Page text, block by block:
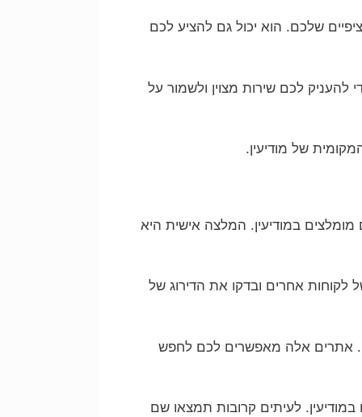
שלכם. הוא יכול גם להציע לכם
להעניק לכם שירות מצוין ולשמור על
של מודיעין.
במודיעין. המלצה אישית היא
לקוחות אחרים ובדקו את הדירוג של
אתרים אלה מאפשרים לכם לחפש
לעיתים קרובות תמצאו שם